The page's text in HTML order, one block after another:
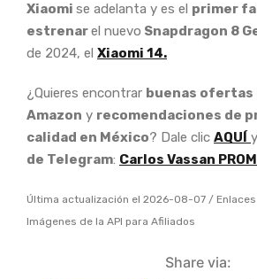
Xiaomi se adelanta y es el primer
estrenarel nuevo Snapdragon 8
de 2024, el Xiaomi 14.
¿Quieres encontrar buenas ofertas
Amazon y recomendaciones de
calidad en México? Dale clic AQUÍ
de Telegram: Carlos Vassan
Última actualización el 2026-08-07 /
Imágenes de la API para Afiliados
Share via: